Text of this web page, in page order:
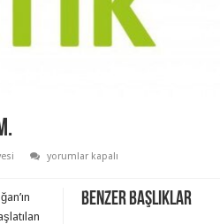
İSRAFI
yorumlar kapalı
Benzer Başlıklar